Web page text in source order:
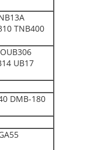
TNB400
UB17
DMB-180